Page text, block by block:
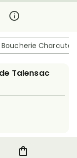
Boucherie
Talensac